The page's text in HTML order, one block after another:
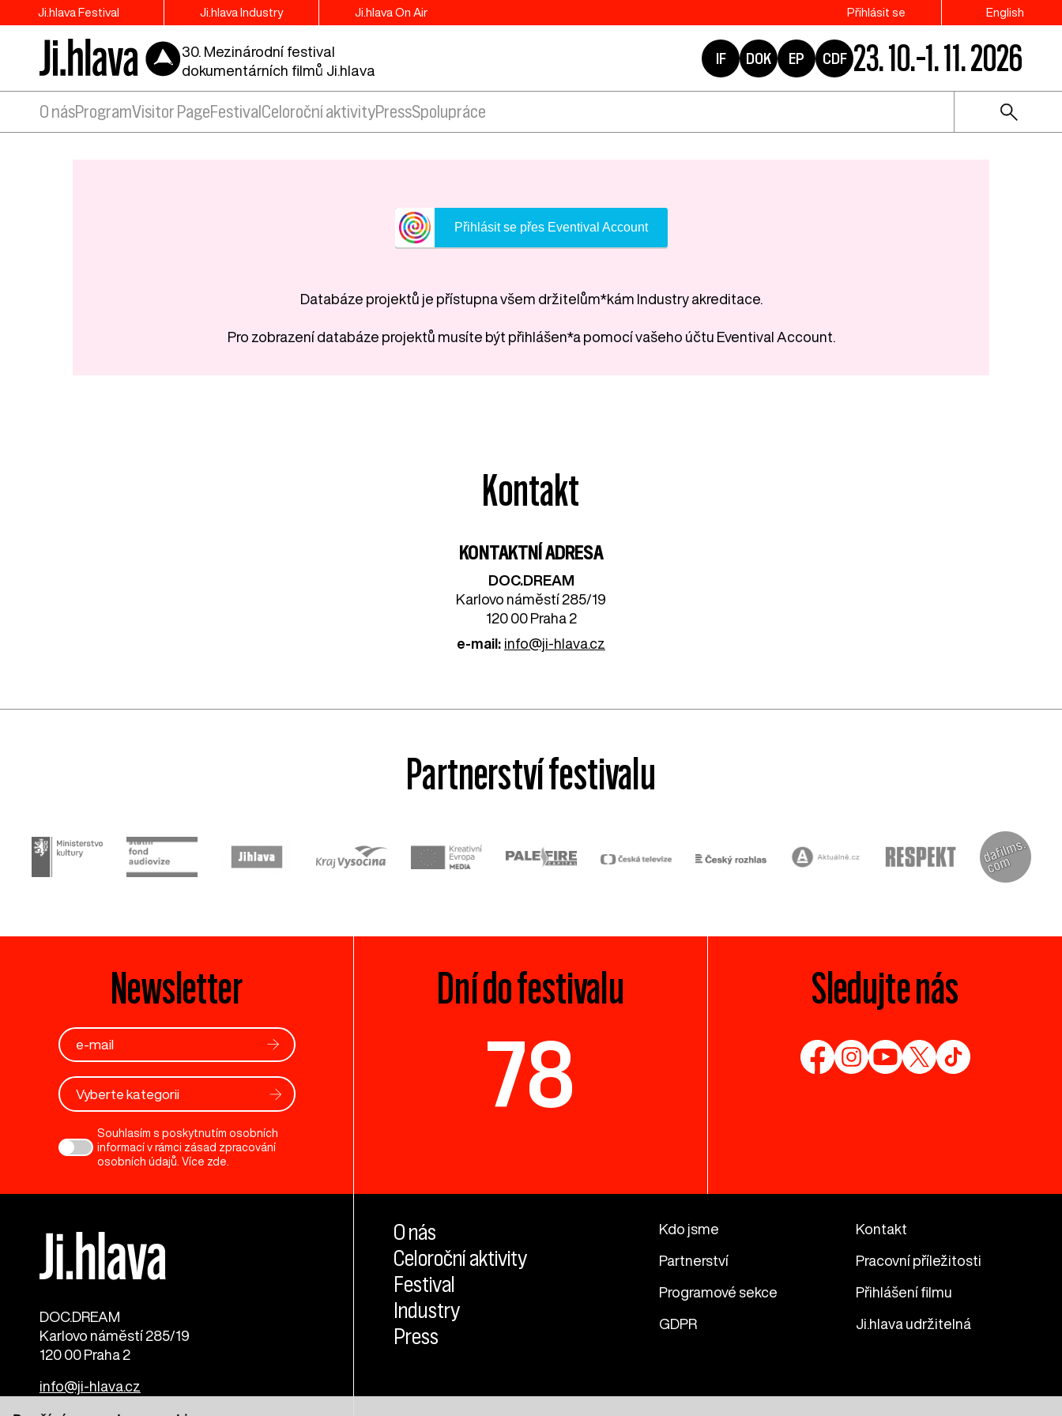
Ji.hlava Festival Ji.hlava Industry Ji.hlava On Air Přihlásit se English
30. Mezinárodní festival
dokumentárních filmů Ji.hlava
IF DOK EP CDF 23. 10.–1. 11. 2026
O násProgramVisitor PageFestival Celoroční aktivityPressSpolupráce
Přihlásit se přes Eventival Account
Databáze projektů je přístupna všem držitelům*kám Industry akreditace.
Pro zobrazení databáze projektů musíte být přihlášen*a pomocí vašeho účtu Eventival Account.
Kontakt
KONTAKTNÍ ADRESA
DOC.DREAM​
Karlovo náměstí 285/19
120 00 Praha 2
e-mail: info@ji-hlava.cz
Partnerství festivalu
Newsletter
Vyberte kategorii
Souhlasím s poskytnutím osobních
informací v rámci zásad zpracování
osobních údajů. Více zde.
Dní do festivalu
78
Sledujte nás
DOC.DREAM​
Karlovo náměstí 285/19
120 00 Praha 2
info@ji-hlava.cz
O nás
Celoroční aktivity
Festival
Industry
Press
Kdo jsme Kontakt
Partnerství Pracovní příležitosti
Programové sekce Přihlášení filmu
GDPR Ji.hlava udržitelná